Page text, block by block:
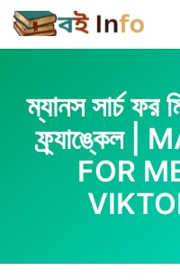
Skip
to
content
ম্যানস সার্চ ফর
ফ্র্যাঙ্কেল |
FOR